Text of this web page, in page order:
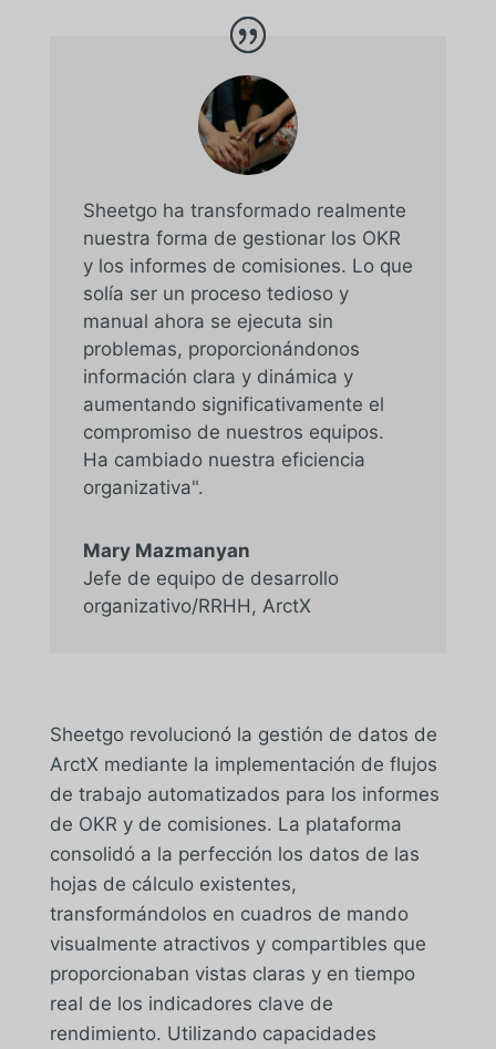
Sheetgo ha transformado realmente
nuestra forma de gestionar los OKR
y los informes de comisiones. Lo que
solía ser un proceso tedioso y
manual ahora se ejecuta sin
problemas, proporcionándonos
información clara y dinámica y
aumentando significativamente el
compromiso de nuestros equipos.
Ha cambiado nuestra eficiencia
organizativa".
Mary Mazmanyan
Jefe de equipo de desarrollo
organizativo/RRHH , ArctX
Sheetgo revolucionó la gestión de datos de
ArctX mediante la implementación de flujos
de trabajo automatizados para los informes
de OKR y de comisiones. La plataforma
consolidó a la perfección los datos de las
hojas de cálculo existentes,
transformándolos en cuadros de mando
visualmente atractivos y compartibles que
proporcionaban vistas claras y en tiempo
real de los indicadores clave de
rendimiento. Utilizando capacidades